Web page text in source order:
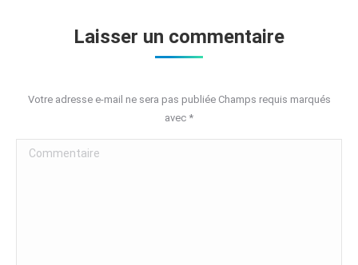
Laisser un commentaire
Votre adresse e-mail ne sera pas publiée Champs requis marqués
avec *
Commentaire